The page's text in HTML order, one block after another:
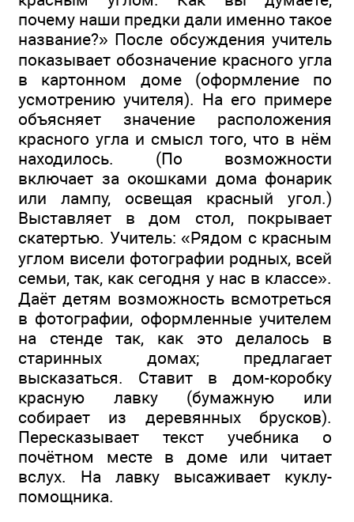
почему наши предки дали именно такое
название?» После обсуждения учитель
показывает обозначение красного угла
в картонном доме (оформление по
усмотрению учителя). На его примере
объясняет значение расположения
красного угла и смысл того, что в нём
находилось. (По возможности
включает за окошками дома фонарик
или лампу, освещая красный угол.)
Выставляет в дом стол, покрывает
скатертью. Учитель: «Рядом с красным
углом висели фотографии родных, всей
семьи, так, как сегодня у нас в классе».
Даёт детям возможность всмотреться
в фотографии, оформленные учителем
на стенде так, как это делалось в
старинных домах; предлагает
высказаться. Ставит в дом-коробку
красную лавку (бумажную или
собирает из деревянных брусков).
Пересказывает текст учебника о
почётном месте в доме или читает
вслух. На лавку высаживает куклу-
помощника.